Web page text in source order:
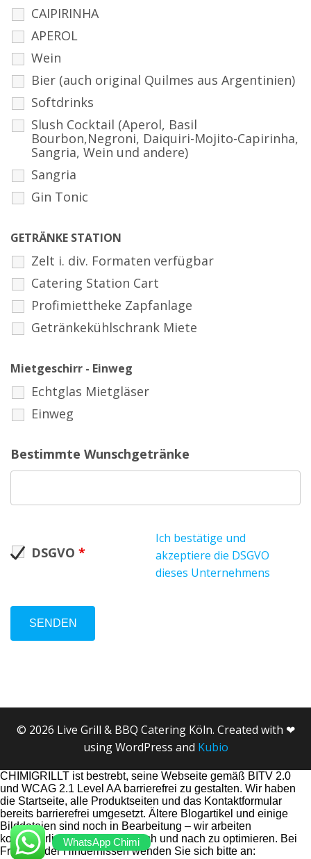
CAIPIRINHA
APEROL
Wein
Bier (auch original Quilmes aus Argentinien)
Softdrinks
Slush Cocktail (Aperol, Basil
Bourbon,Negroni, Daiquiri-Mojito-Capirinha,
Sangria, Wein und andere)
Sangria
Gin Tonic
GETRÄNKE STATION
Zelt i. div. Formaten verfügbar
Catering Station Cart
Profimiettheke Zapfanlage
Getränkekühlschrank Miete
Mietgeschirr - Einweg
Echtglas Mietgläser
Einweg
Bestimmte Wunschgetränke
DSGVO *
Ich bestätige und
akzeptiere die DSGVO
dieses Unternehmens
© 2026 Live Grill & BBQ Catering Köln. Created with ❤
using WordPress and Kubio
CHIMIGRILLT ist bestrebt, seine Webseite gemäß BITV 2.0
und WCAG 2.1 Level AA barrierefrei zu gestalten. Wir haben
die Startseite, alle Produktseiten und das Kontaktformular
bereits barrierefrei umgesetzt. Ältere Blogartikel und einige
Bilddateien sind noch in Bearbeitung – wir arbeiten
kontinuierlich daran, diese nach und nach zu optimieren. Bei
Fragen oder Hindernissen wenden Sie sich bitte an:
WhatsApp Chimi